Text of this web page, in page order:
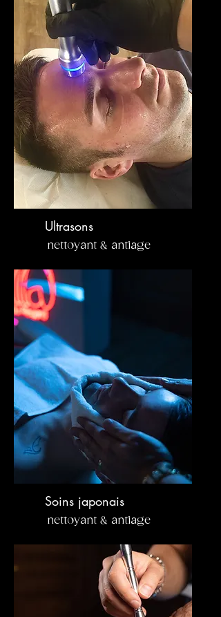
Ultrasons
nettoyant & antiage
Soins japonais
nettoyant & antiage